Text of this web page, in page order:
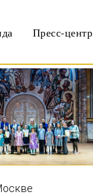
Пресс-центр